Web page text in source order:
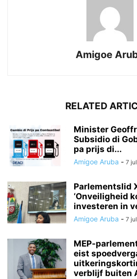
Amigoe
RELATED
Minister
Subsidio di
pa prijs di...
Amigoe Aruba - 7
Parlementslid
‘Onveiligheid
investeren in
Amigoe Aruba - 7
MEP-
eist
verblijf buiten